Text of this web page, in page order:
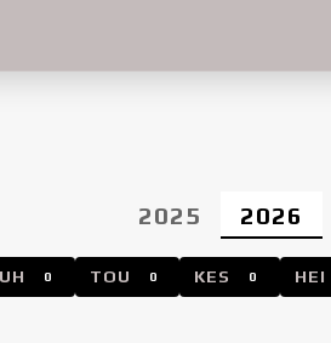
2025 2026
0 TOU 0 KES 0 HEI